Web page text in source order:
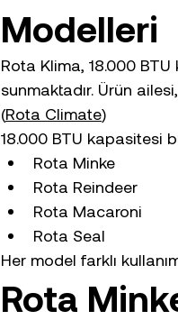
Modelleri
Rota Klima, 18.000
sunmaktadır. Ürün
(Rota Climate)
18.000 BTU kapasitesi
Rota Minke
Rota Reindeer
Rota Macaroni
Rota Seal
Her model farklı
Rota